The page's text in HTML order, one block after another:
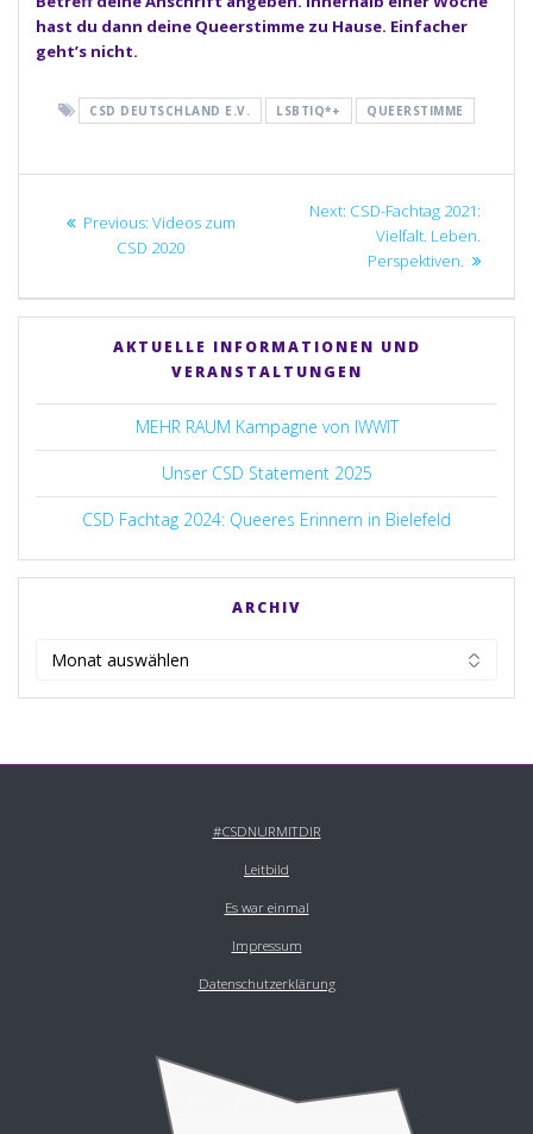
hast du dann deine Queerstimme zu Hause. Einfacher
geht’s nicht.
CSD DEUTSCHLAND E.V. LSBTIQ*+ QUEERSTIMME
Beitragsnavigation
Previous: Previous
post:
Videos zum
CSD 2020
Next: Next
post:
CSD-Fachtag 2021:
Vielfalt. Leben.
Perspektiven.
AKTUELLE INFORMATIONEN UND
VERANSTALTUNGEN
MEHR RAUM Kampagne von IWWIT
Unser CSD Statement 2025
CSD Fachtag 2024: Queeres Erinnern in Bielefeld
ARCHIV
#CSDNURMITDIR
Leitbild
Es war einmal
Impressum
Datenschutzerklärung